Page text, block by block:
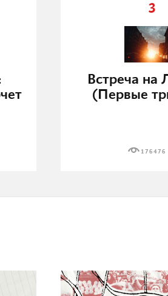
3
Встреча на
(Первые
176476